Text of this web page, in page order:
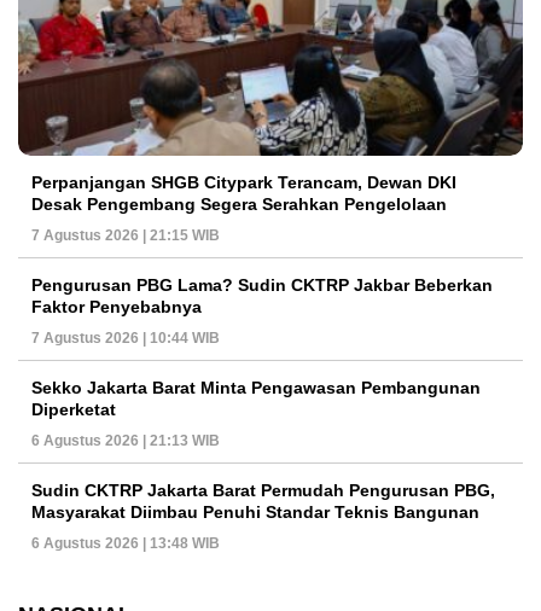
Perpanjangan SHGB Citypark Terancam, Dewan DKI
Desak Pengembang Segera Serahkan Pengelolaan
7 Agustus 2026 | 21:15 WIB
Pengurusan PBG Lama? Sudin CKTRP Jakbar Beberkan
Faktor Penyebabnya
7 Agustus 2026 | 10:44 WIB
Sekko Jakarta Barat Minta Pengawasan Pembangunan
Diperketat
6 Agustus 2026 | 21:13 WIB
Sudin CKTRP Jakarta Barat Permudah Pengurusan PBG,
Masyarakat Diimbau Penuhi Standar Teknis Bangunan
6 Agustus 2026 | 13:48 WIB